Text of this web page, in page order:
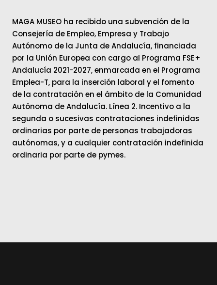
MAGA MUSEO ha recibido una subvención de la
Consejería de Empleo, Empresa y Trabajo
Autónomo de la Junta de Andalucía, financiada
por la Unión Europea con cargo al Programa FSE+
Andalucía 2021-2027, enmarcada en el Programa
Emplea-T, para la inserción laboral y el fomento
de la contratación en el ámbito de la Comunidad
Autónoma de Andalucía. Línea 2. Incentivo a la
segunda o sucesivas contrataciones indefinidas
ordinarias por parte de personas trabajadoras
autónomas, y a cualquier contratación indefinida
ordinaria por parte de pymes.